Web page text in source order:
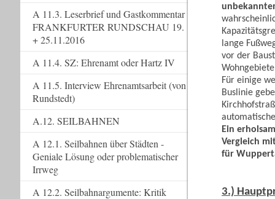
lange
vor der
Für einige
Buslinie
Ein
Vergleich
für
3.)
A 11.3. Leserbrief und Gastkommentar
FRANKFURTER RUNDSCHAU 19.
+ 25.11.2016
A 11.4. SZ: Ehrenamt oder Hartz IV
A 11.5. Interview Ehrenamtsarbeit (von
Rundstedt)
A.12. SEILBAHNEN
A 12.1. Seilbahnen über Städten -
Geniale Lösung oder problematischer
Irrweg
A 12.2. Seilbahnargumente: Kritik